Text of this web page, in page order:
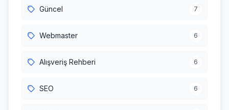
Güncel 7
Webmaster 6
Alışveriş Rehberi 6
SEO 6